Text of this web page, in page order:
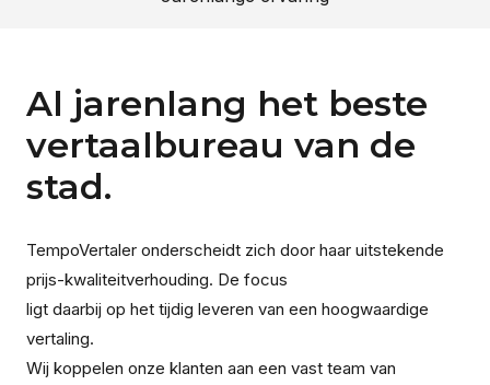
Al jarenlang het beste
vertaalbureau van de
stad.
TempoVertaler onderscheidt zich door haar uitstekende
prijs-kwaliteitverhouding. De focus
ligt daarbij op het tijdig leveren van een hoogwaardige
vertaling.
Wij koppelen onze klanten aan een vast team van